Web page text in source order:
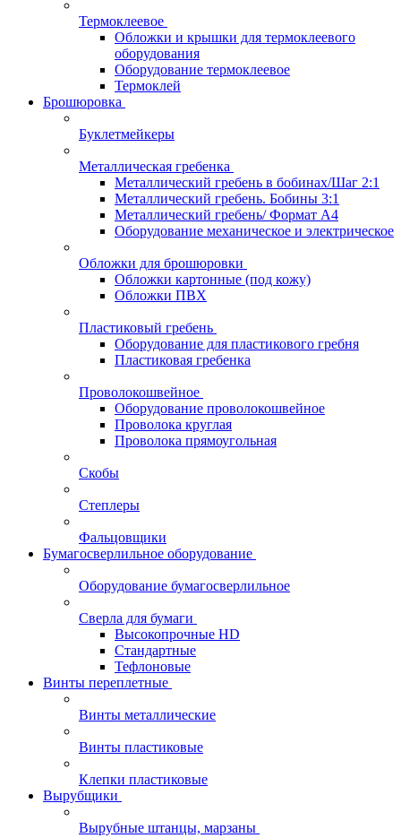
Термоклеевое
Обложки и крышки для термоклеевого
оборудования
Оборудование термоклеевое
Термоклей
Брошюровка
Буклетмейкеры
Металлическая гребенка
Металлический гребень в бобинах/Шаг 2:1
Металлический гребень. Бобины 3:1
Металлический гребень/ Формат А4
Оборудование механическое и электрическое
Обложки для брошюровки
Обложки картонные (под кожу)
Обложки ПВХ
Пластиковый гребень
Оборудование для пластикового гребня
Пластиковая гребенка
Проволокошвейное
Оборудование проволокошвейное
Проволока круглая
Проволока прямоугольная
Скобы
Степлеры
Фальцовщики
Бумагосверлильное оборудование
Оборудование бумагосверлильное
Сверла для бумаги
Высокопрочные HD
Стандартные
Тефлоновые
Винты переплетные
Винты металлические
Винты пластиковые
Клепки пластиковые
Вырубщики
Вырубные штанцы, марзаны